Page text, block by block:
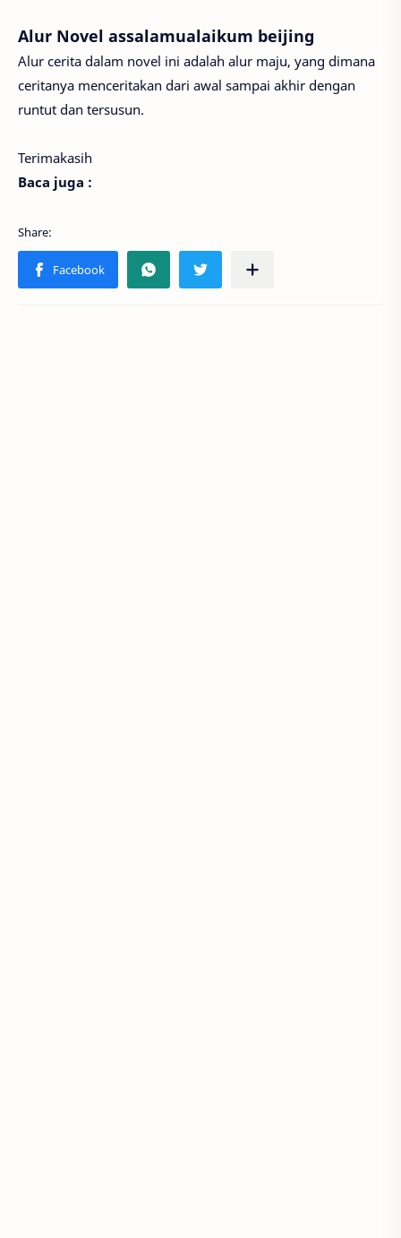
Alur Novel assalamualaikum beijing
Alur cerita dalam novel ini adalah alur maju, yang dimana
ceritanya menceritakan dari awal sampai akhir dengan
runtut dan tersusun.
Terimakasih
Baca juga :